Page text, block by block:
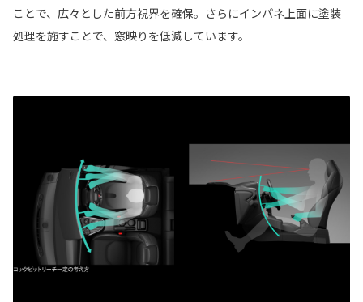
ことで、広々とした前方視界を確保。さらにインパネ上面に塗装
処理を施すことで、窓映りを低減しています。